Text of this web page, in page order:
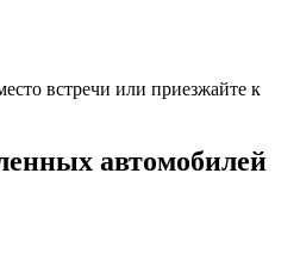
встречи или приезжайте к
автомобилей